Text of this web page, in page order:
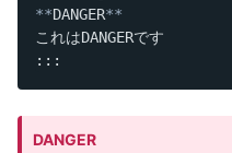
**DANGER**
これはDANGERです
DANGER